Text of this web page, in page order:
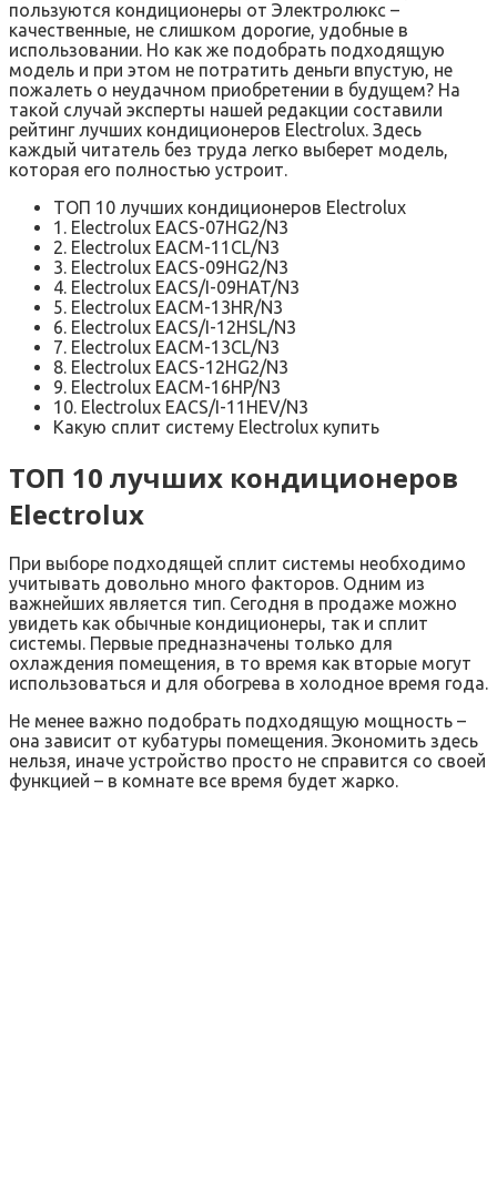
пользуются кондиционеры от Электролюкс –
качественные, не слишком дорогие, удобные в
использовании. Но как же подобрать подходящую
модель и при этом не потратить деньги впустую, не
пожалеть о неудачном приобретении в будущем? На
такой случай эксперты нашей редакции составили
рейтинг лучших кондиционеров Electrolux. Здесь
каждый читатель без труда легко выберет модель,
которая его полностью устроит.
ТОП 10 лучших кондиционеров Electrolux
1. Electrolux EACS-07HG2/N3
2. Electrolux EACM-11CL/N3
3. Electrolux EACS-09HG2/N3
4. Electrolux EACS/I-09HAT/N3
5. Electrolux EACM-13HR/N3
6. Electrolux EACS/I-12HSL/N3
7. Electrolux EACM-13CL/N3
8. Electrolux EACS-12HG2/N3
9. Electrolux EACM-16HP/N3
10. Electrolux EACS/I-11HEV/N3
Какую сплит систему Electrolux купить
ТОП 10 лучших кондиционеров
Electrolux
При выборе подходящей сплит системы необходимо
учитывать довольно много факторов. Одним из
важнейших является тип. Сегодня в продаже можно
увидеть как обычные кондиционеры, так и сплит
системы. Первые предназначены только для
охлаждения помещения, в то время как вторые могут
использоваться и для обогрева в холодное время года.
Не менее важно подобрать подходящую мощность –
она зависит от кубатуры помещения. Экономить здесь
нельзя, иначе устройство просто не справится со своей
функцией – в комнате все время будет жарко.